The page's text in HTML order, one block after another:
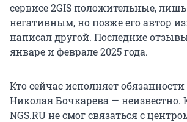
сервисе 2GIS положительные,
негативным, но позже его автор
написал другой. Последние
январе и феврале 2025 года.
Кто сейчас исполняет
Николая Бочкарева — неизвестно.
NGS.RU не смог связаться с